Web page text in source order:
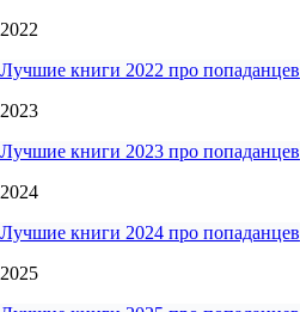
2022
Лучшие книги 2022 про попаданцев
2023
Лучшие книги 2023 про попаданцев
2024
Лучшие книги 2024 про попаданцев
2025